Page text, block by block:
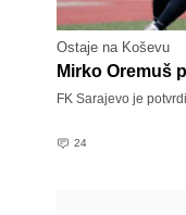
Ostaje na Koševu
Mirko Oremuš
FK Sarajevo je
24